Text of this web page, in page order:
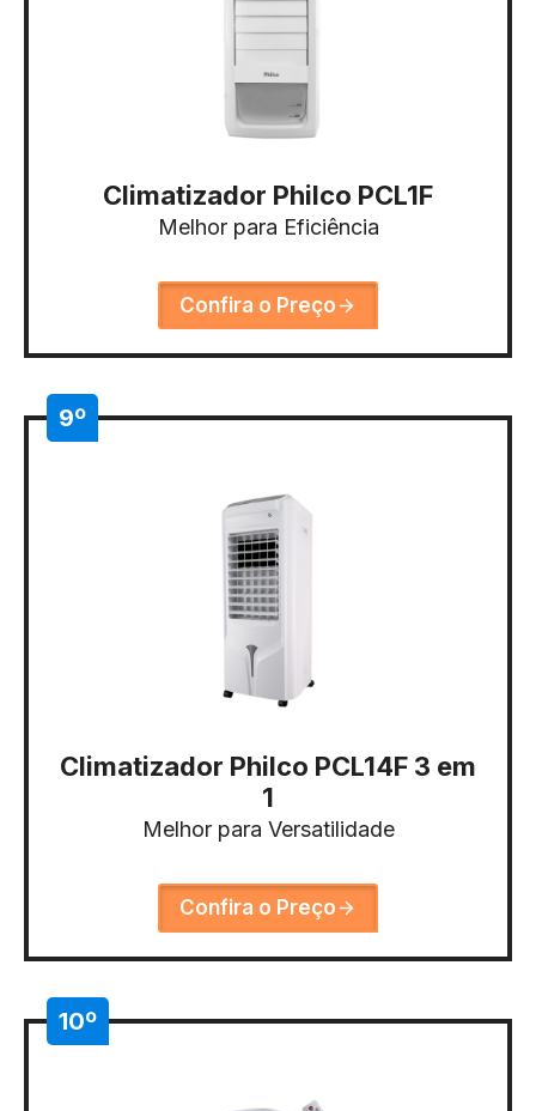
Climatizador Philco PCL1F
Melhor para Eficiência
Confira o Preço
9º
Climatizador Philco PCL14F 3 em
1
Melhor para Versatilidade
Confira o Preço
10º